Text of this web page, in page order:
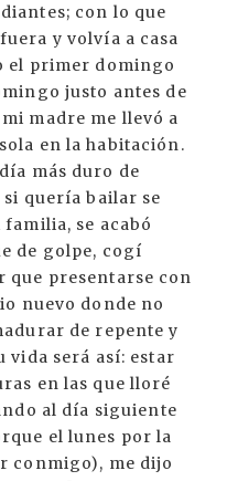
con lo que
y volvía a casa
el primer domingo
justo antes de
madre me llevó a
en la habitación.
más duro de
si quería bailar se
familia, se acabó
de golpe, cogí
que presentarse con
nuevo donde no
de repente y
vida será así: estar
en las que lloré
al día siguiente
el lunes por la
conmigo), me dijo